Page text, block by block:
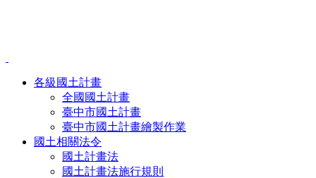
各級國土計畫
全國國土計畫
臺中市國土計畫
臺中市國土計畫繪製作業
國土相關法令
國土計畫法
國土計畫法施行規則